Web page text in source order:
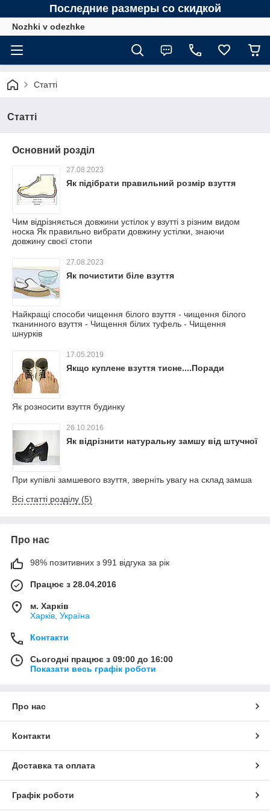
Последние размеры со скидкой
Nozhki v odezhke
Статті
Статті
Основний розділ
27.08.2023
Як підібрати правильний розмір взуття
Чим відрізняється довжини устілок у взутті з різним видом
носка Як правильно вибрати довжину устілки, знаючи
довжину своєї стопи
27.08.2023
Як почистити біле взуття
Найкращі способи чищення білого взуття - чищення білого
тканинного взуття - Чищення білих туфель - Чищення
шнурків
17.05.2019
Якщо куплене взуття тисне....Поради
Як розносити взуття будинку
26.10.2016
Як відрізнити натуральну замшу від штучної
При купівлі замшевого взуття, зверніть увагу на склад замша
Всі статті розділу (5)
Про нас
98% позитивних з 991 відгука за рік
Працює з 28.04.2016
м. Харків
Харків, Україна
Контакти
Сьогодні працює з 09:00 до 16:00
Показати весь графік роботи
Про нас
Контакти
Доставка та оплата
Графік роботи